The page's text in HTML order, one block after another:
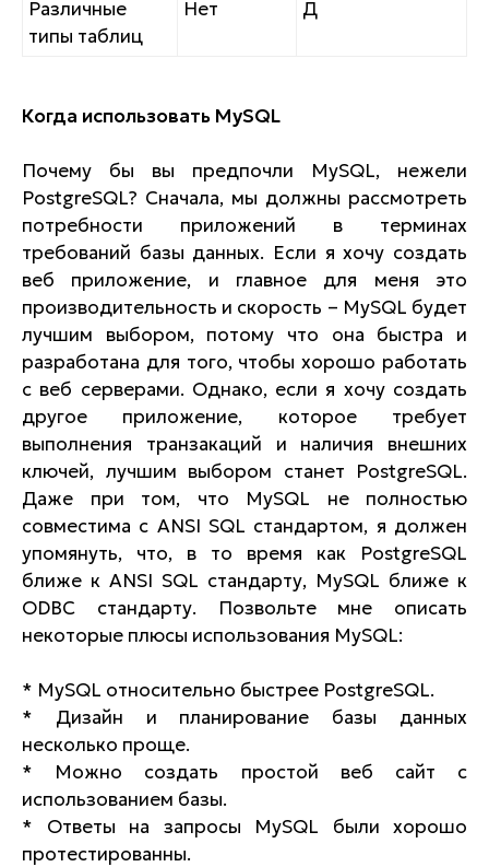
Различные
типы таблиц
Нет Д
Когда использовать MySQL
Почему бы вы предпочли MySQL, нежели
PostgreSQL? Сначала, мы должны рассмотреть
потребности приложений в терминах
требований базы данных. Если я хочу создать
веб приложение, и главное для меня это
производительность и скорость – MySQL будет
лучшим выбором, потому что она быстра и
разработана для того, чтобы хорошо работать
с веб серверами. Однако, если я хочу создать
другое приложение, которое требует
выполнения транзакаций и наличия внешних
ключей, лучшим выбором станет PostgreSQL.
Даже при том, что MySQL не полностью
совместима с ANSI SQL стандартом, я должен
упомянуть, что, в то время как PostgreSQL
ближе к ANSI SQL стандарту, MySQL ближе к
ODBC стандарту. Позвольте мне описать
некоторые плюсы использования MySQL:
* MySQL относительно быстрее PostgreSQL.
* Дизайн и планирование базы данных
несколько проще.
* Можно создать простой веб сайт с
использованием базы.
* Ответы на запросы MySQL были хорошо
протестированны.